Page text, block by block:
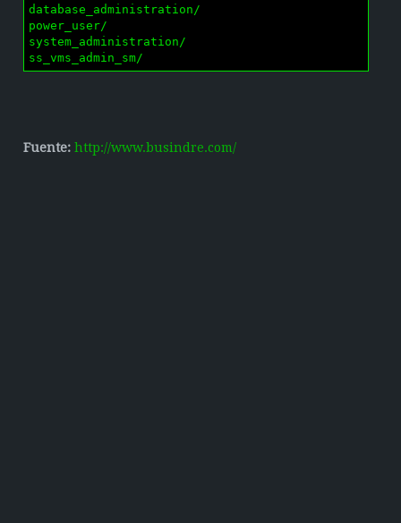
database_administration/
power_user/
system_administration/
ss_vms_admin_sm/
Fuente: http://www.busindre.com/